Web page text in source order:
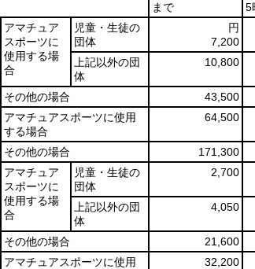
まで
5
アマチュア
スポーツに
使用する場
合
児童・生徒の
団体
円
7,200
上記以外の団
体
10,800
その他の場合 43,500
アマチュアスポーツに使用
する場合
64,500
その他の場合 171,300
アマチュア
スポーツに
使用する場
合
児童・生徒の
団体
2,700
上記以外の団
体
4,050
その他の場合 21,600
アマチュアスポーツに使用
32,200